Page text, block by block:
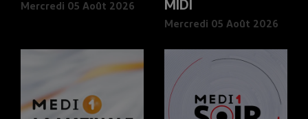
Mercredi 05 Août 2026 MIDI
Mercredi 05 Août 2026